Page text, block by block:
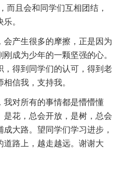
而且会和同学们互相团结，
。
会产生很多的摩擦，正是因为
成为少年的一颗坚强的心。
，得到同学们的认可，得到老
信我，支持我。
我对所有的事情都是懵懵懂
花，总会开放，是树，总会
大路。望同学们学习进步，
道路上，越走越远。谢谢大